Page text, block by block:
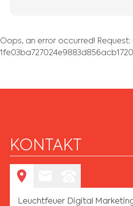
Oops, an error occurred! Request:
KONTAKT
Leuchtfeuer Digital